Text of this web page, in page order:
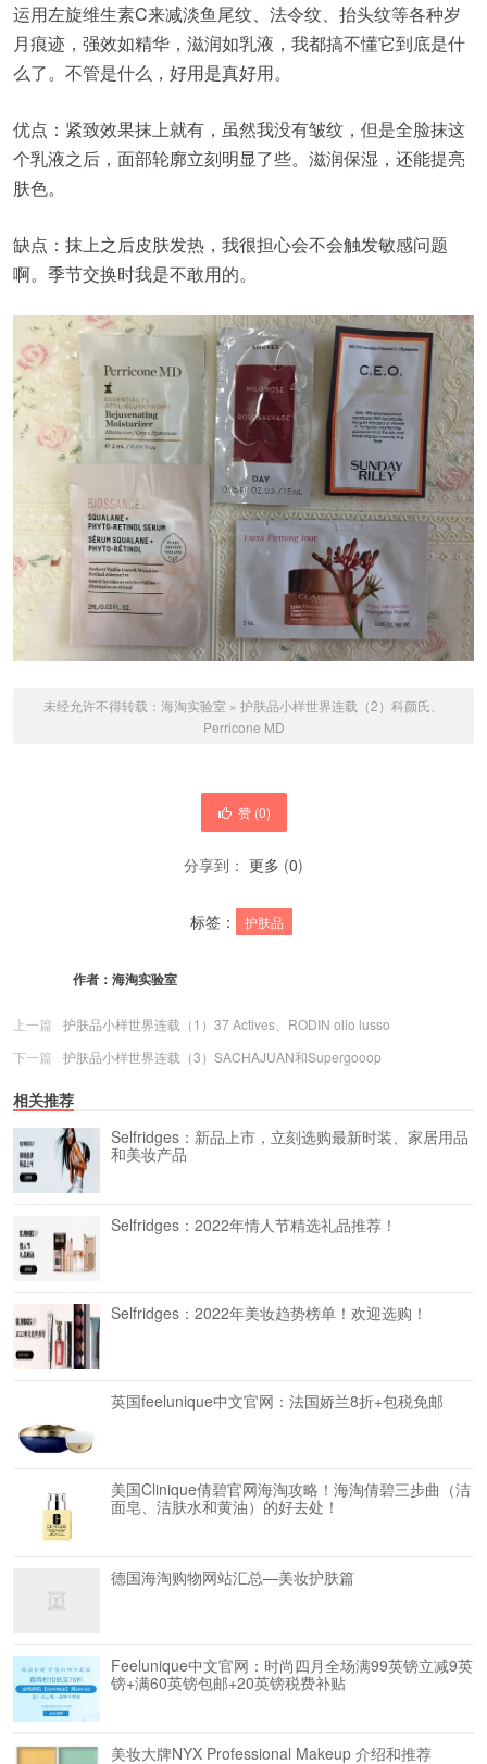
运用左旋维生素C来减淡鱼尾纹、法令纹、抬头纹等各种岁
月痕迹，强效如精华，滋润如乳液，我都搞不懂它到底是什
么了。不管是什么，好用是真好用。
优点：紧致效果抹上就有，虽然我没有皱纹，但是全脸抹这
个乳液之后，面部轮廓立刻明显了些。滋润保湿，还能提亮
肤色。
缺点：抹上之后皮肤发热，我很担心会不会触发敏感问题
啊。季节交换时我是不敢用的。
未经允许不得转载： 海淘实验室 » 护肤品小样世界连载（2）科颜氏、
Perricone MD
赞 (0)
分享到： 更多 (0)
标签： 护肤品
作者： 海淘实验室
上一篇
护肤品小样世界连载（1）37 Actives、RODIN olio lusso
下一篇
护肤品小样世界连载（3）SACHAJUAN和Supergooop
相关推荐
Selfridges：新品上市，立刻选购最新时装、家居用品
和美妆产品
Selfridges：2022年情人节精选礼品推荐！
Selfridges：2022年美妆趋势榜单！欢迎选购！
英国feelunique中文官网：法国娇兰8折+包税免邮
美国Clinique倩碧官网海淘攻略！海淘倩碧三步曲（洁
面皂、洁肤水和黄油）的好去处！
德国海淘购物网站汇总—美妆护肤篇
Feelunique中文官网：时尚四月全场满99英镑立减9英
镑+满60英镑包邮+20英镑税费补贴
美妆大牌NYX Professional Makeup 介绍和推荐